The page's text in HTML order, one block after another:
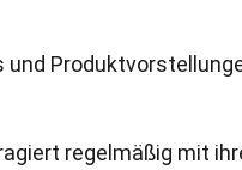
und
regelmäßig mit